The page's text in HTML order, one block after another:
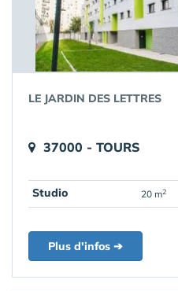
LE JARDIN DES LETTRES
37000 - TOURS
Studio 20 m2
Plus d'infos ➔